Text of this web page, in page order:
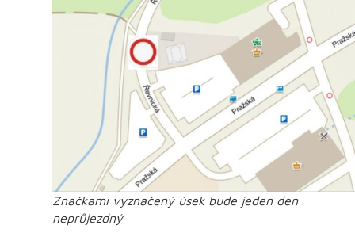
Značkami vyznačený úsek bude jeden den
neprůjezdný